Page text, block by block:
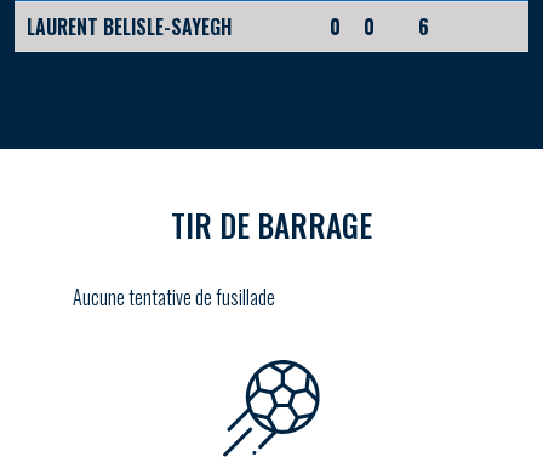
LAURENT BELISLE-SAYEGH
0 0 6
TIR DE BARRAGE
Aucune tentative de fusillade